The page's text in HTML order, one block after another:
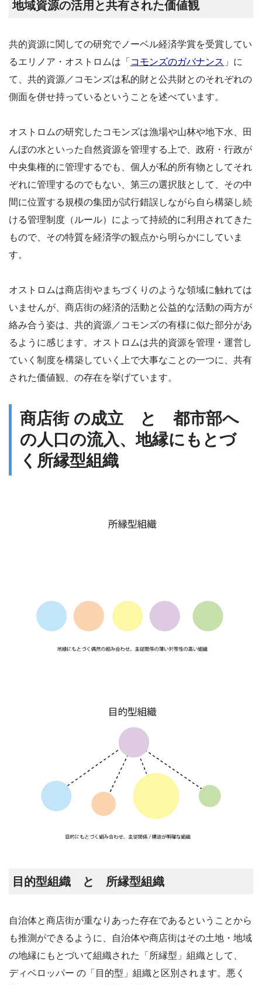
地域資源の活用と共有された価値観
共的資源に関しての研究でノーベル経済学賞を受賞してい
るエリノア・オストロムは「 コモンズのガバナンス 」に
て、共的資源／コモンズは私的財と公共財とのそれぞれの
側面を併せ持っているということを述べています。
オストロムの研究したコモンズは漁場や山林や地下水、田
んぼの水といった自然資源を管理する上で、政府・行政が
中央集権的に管理するでも、個人が私的所有物としてそれ
ぞれに管理するのでもない、第三の選択肢として、その中
間に位置する規模の集団が試行錯誤しながら自ら構築し続
ける管理制度（ルール）によって持続的に利用されてきた
もので、その特質を経済学の観点から明らかにしていま
す。
オストロムは商店街やまちづくりのような領域に触れては
いませんが、商店街の経済的活動と公益的な活動の両方が
絡み合う姿は、共的資源／コモンズの有様に似た部分があ
るように感じます。オストロムは共的資源を管理・運営し
ていく制度を構築していく上で大事なことの一つに、共有
された価値観、の存在を挙げています。
商店街 の成立 と 都市部へ
の人口の流入、地縁にもとづ
く所縁型組織
目的型組織 と 所縁型組織
自治体と商店街が重なりあった存在であるということから
も推測ができるように、自治体や商店街はその土地・地域
の地縁にもとづいて組織された「所縁型」組織として、
ディベロッパー の「目的型」組織と区別されます。悪く